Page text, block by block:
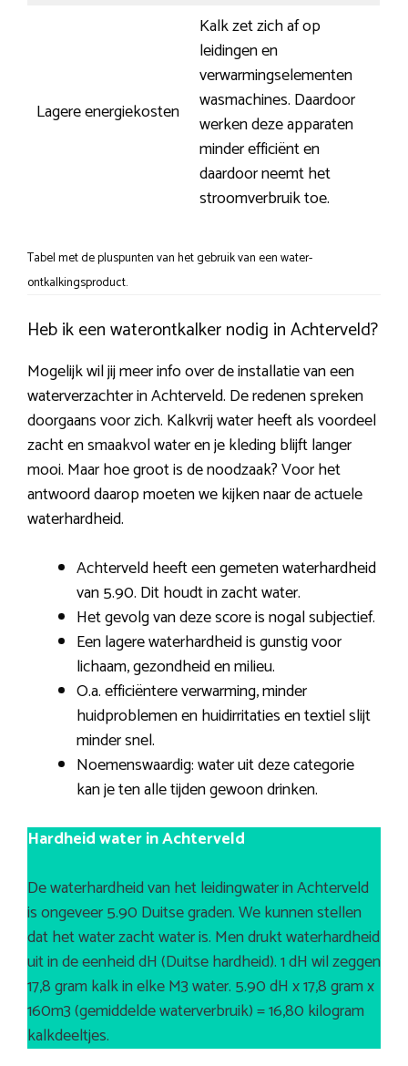
Lagere energiekosten
Kalk zet zich af op
leidingen en
verwarmingselementen
wasmachines. Daardoor
werken deze apparaten
minder efficiënt en
daardoor neemt het
stroomverbruik toe.
Tabel met de pluspunten van het gebruik van een water-
ontkalkingsproduct.
Heb ik een waterontkalker nodig in Achterveld?
Mogelijk wil jij meer info over de installatie van een
waterverzachter in Achterveld. De redenen spreken
doorgaans voor zich. Kalkvrij water heeft als voordeel
zacht en smaakvol water en je kleding blijft langer
mooi. Maar hoe groot is de noodzaak? Voor het
antwoord daarop moeten we kijken naar de actuele
waterhardheid.
Achterveld heeft een gemeten waterhardheid
van 5.90. Dit houdt in zacht water.
Het gevolg van deze score is nogal subjectief.
Een lagere waterhardheid is gunstig voor
lichaam, gezondheid en milieu.
O.a. efficiëntere verwarming, minder
huidproblemen en huidirritaties en textiel slijt
minder snel.
Noemenswaardig: water uit deze categorie
kan je ten alle tijden gewoon drinken.
Hardheid water in Achterveld
De waterhardheid van het leidingwater in Achterveld
is ongeveer 5.90 Duitse graden. We kunnen stellen
dat het water zacht water is. Men drukt waterhardheid
uit in de eenheid dH (Duitse hardheid). 1 dH wil zeggen
17,8 gram kalk in elke M3 water. 5.90 dH x 17,8 gram x
160m3 (gemiddelde waterverbruik) = 16,80 kilogram
kalkdeeltjes.